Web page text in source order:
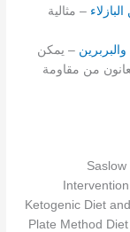
– مثالية
والبربرين – يمكن
من مقاومة
Saslow
Ketogenic Diet
Plate Method